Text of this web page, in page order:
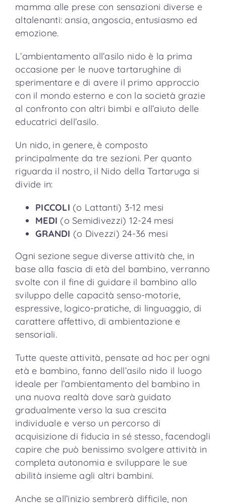
mamma alle prese con sensazioni diverse e
altalenanti: ansia, angoscia, entusiasmo ed
emozione.
L’ambientamento all’asilo nido è la prima
occasione per le nuove tartarughine di
sperimentare e di avere il primo approccio
con il mondo esterno e con la società grazie
al confronto con altri bimbi e all’aiuto delle
educatrici dell’asilo.
Un nido, in genere, è composto
principalmente da tre sezioni. Per quanto
riguarda il nostro, il Nido della Tartaruga si
divide in:
PICCOLI (o Lattanti) 3-12 mesi
MEDI (o Semidivezzi) 12-24 mesi
GRANDI (o Divezzi) 24-36 mesi
Ogni sezione segue diverse attività che, in
base alla fascia di età del bambino, verranno
svolte con il fine di guidare il bambino allo
sviluppo delle capacità senso-motorie,
espressive, logico-pratiche, di linguaggio, di
carattere affettivo, di ambientazione e
sensoriali.
Tutte queste attività, pensate ad hoc per ogni
età e bambino, fanno dell’asilo nido il luogo
ideale per l’ambientamento del bambino in
una nuova realtà dove sarà guidato
gradualmente verso la sua crescita
individuale e verso un percorso di
acquisizione di fiducia in sé stesso, facendogli
capire che può benissimo svolgere attività in
completa autonomia e sviluppare le sue
abilità insieme agli altri bambini.
Anche se all’inizio sembrerà difficile, non